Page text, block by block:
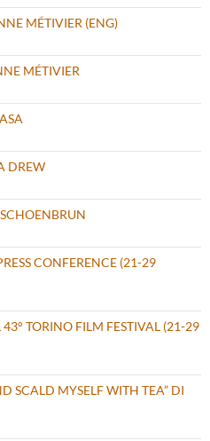
MÉTIVIER (ENG)
MÉTIVIER
DREW
CONFERENCE (21-29
TORINO FILM FESTIVAL (21-29
SCALD MYSELF WITH TEA” DI